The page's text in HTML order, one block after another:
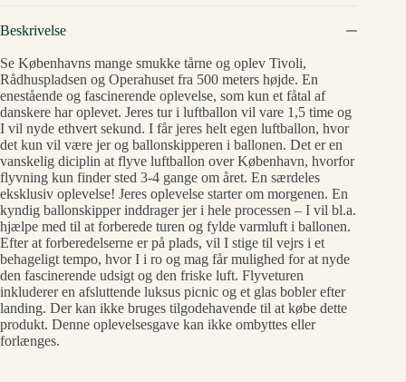
Beskrivelse
Se Københavns mange smukke tårne og oplev Tivoli,
Rådhuspladsen og Operahuset fra 500 meters højde. En
enestående og fascinerende oplevelse, som kun et fåtal af
danskere har oplevet. Jeres tur i luftballon vil vare 1,5 time og
I vil nyde ethvert sekund. I får jeres helt egen luftballon, hvor
det kun vil være jer og ballonskipperen i ballonen. Det er en
vanskelig diciplin at flyve luftballon over København, hvorfor
flyvning kun finder sted 3-4 gange om året. En særdeles
eksklusiv oplevelse! Jeres oplevelse starter om morgenen. En
kyndig ballonskipper inddrager jer i hele processen – I vil bl.a.
hjælpe med til at forberede turen og fylde varmluft i ballonen.
Efter at forberedelserne er på plads, vil I stige til vejrs i et
behageligt tempo, hvor I i ro og mag får mulighed for at nyde
den fascinerende udsigt og den friske luft. Flyveturen
inkluderer en afsluttende luksus picnic og et glas bobler efter
landing. Der kan ikke bruges tilgodehavende til at købe dette
produkt. Denne oplevelsesgave kan ikke ombyttes eller
forlænges.